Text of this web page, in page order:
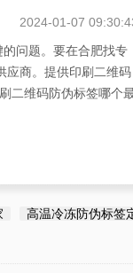
2024-01-07
问题。要在合肥找专
应商。提供印刷二维码
二维码防伪标签哪个
高温冷冻防伪标签